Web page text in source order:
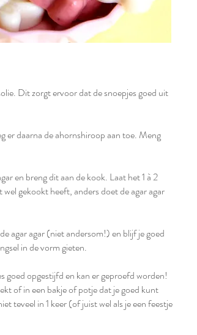
Dit zorgt ervoor dat de snoepjes goed uit
er daarna de ahornshiroop aan toe. Meng
en breng dit aan de kook. Laat het 1 à 2
gekookt heeft, anders doet de agar agar
agar agar (niet andersom!) en blijf je goed
in de vorm gieten.
goed opgestijfd en kan er geproefd worden!
of in een bakje of potje dat je goed kunt
teveel in 1 keer (of juist wel als je een feestje